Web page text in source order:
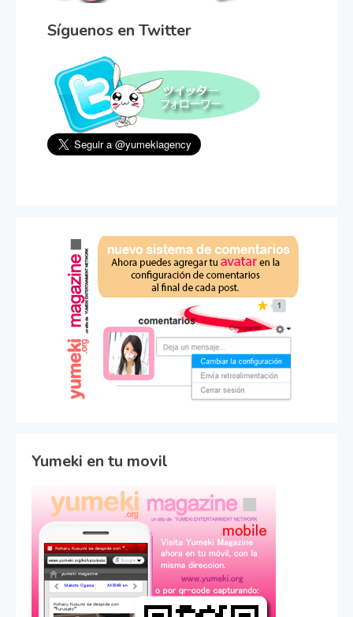
Síguenos en Twitter
Yumeki en tu movil